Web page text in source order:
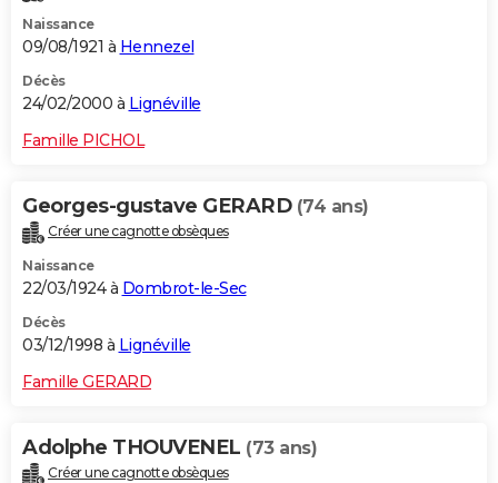
Naissance
09/08/1921 à Hennezel
Décès
24/02/2000 à Lignéville
Famille PICHOL
Georges-gustave GERARD (74 ans)
Créer une cagnotte obsèques
Naissance
22/03/1924 à Dombrot-le-Sec
Décès
03/12/1998 à Lignéville
Famille GERARD
Adolphe THOUVENEL (73 ans)
Créer une cagnotte obsèques